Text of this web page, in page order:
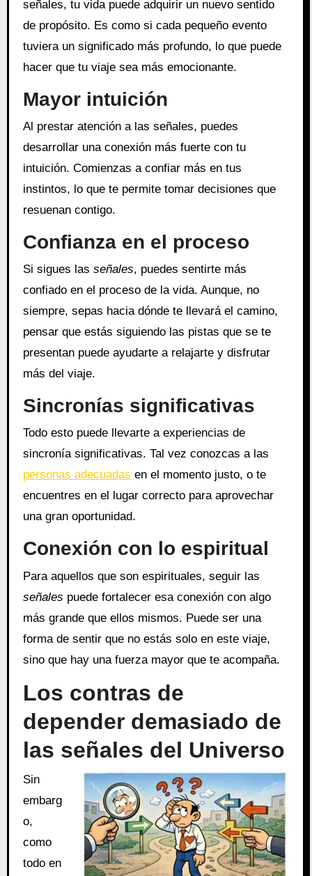
señales, tu vida puede adquirir un nuevo sentido
de propósito. Es como si cada pequeño evento
tuviera un significado más profundo, lo que puede
hacer que tu viaje sea más emocionante.
Mayor intuición
Al prestar atención a las señales, puedes
desarrollar una conexión más fuerte con tu
intuición. Comienzas a confiar más en tus
instintos, lo que te permite tomar decisiones que
resuenan contigo.
Confianza en el proceso
Si sigues las señales, puedes sentirte más
confiado en el proceso de la vida. Aunque, no
siempre, sepas hacia dónde te llevará el camino,
pensar que estás siguiendo las pistas que se te
presentan puede ayudarte a relajarte y disfrutar
más del viaje.
Sincronías significativas
Todo esto puede llevarte a experiencias de
sincronía significativas. Tal vez conozcas a las
personas adecuadas en el momento justo, o te
encuentres en el lugar correcto para aprovechar
una gran oportunidad.
Conexión con lo espiritual
Para aquellos que son espirituales, seguir las
señales puede fortalecer esa conexión con algo
más grande que ellos mismos. Puede ser una
forma de sentir que no estás solo en este viaje,
sino que hay una fuerza mayor que te acompaña.
Los contras de
depender demasiado de
las señales del Universo
Sin
embarg
o,
como
todo en